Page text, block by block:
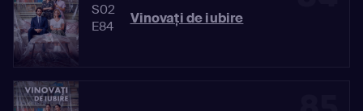
S02
E84
Vinovaţi de iubire